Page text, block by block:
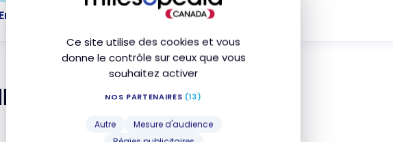
Ce site utilise des cookies et vous
donne le contrôle sur ceux que vous
souhaitez activer
NOS PARTENAIRES (13)
Autre
Mesure d'audience
savoir plus
— Quoi faire